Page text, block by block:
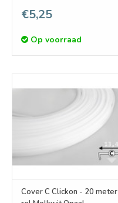
€5,25
Op voorraad
Cover C Clickon - 20 meter